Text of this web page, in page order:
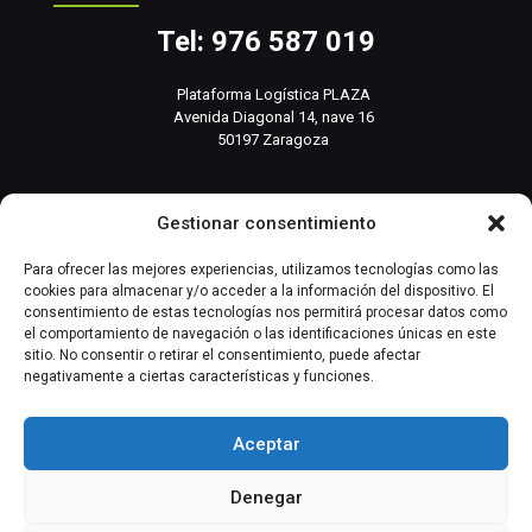
Gestionar consentimiento
Para ofrecer las mejores experiencias, utilizamos tecnologías como las
cookies para almacenar y/o acceder a la información del dispositivo. El
consentimiento de estas tecnologías nos permitirá procesar datos como
el comportamiento de navegación o las identificaciones únicas en este
sitio. No consentir o retirar el consentimiento, puede afectar
negativamente a ciertas características y funciones.
Aceptar
Denegar
Tel: 976 587 019
Plataforma Logística PLAZA
Avenida Diagonal 14, nave 16
50197 Zaragoza
INFORMACIÓN RELEVANTE
Producto
Automatización Industrial